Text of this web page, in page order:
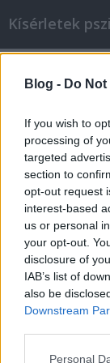
Blog - Do
If you wish to
processing of
targeted
section to
opt-out request
interest-based
us or personal
your opt-out.
disclosure of
IAB’s list of
also be
Downstream
Please note
Personal
Kísérletek
pszichoaktiv•2009.
Ez is egy
álomhatáson
ne a végén
kellemesen
Kanna
pszichoaktiv•2009.